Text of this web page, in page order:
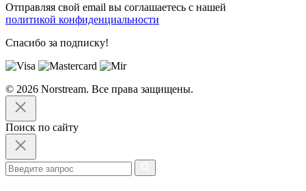
Отправляя свой email вы соглашаетесь с нашей
политикой конфиденциальности
Спасибо за подписку!
© 2026 Norstream. Все права защищены.
Поиск по сайту